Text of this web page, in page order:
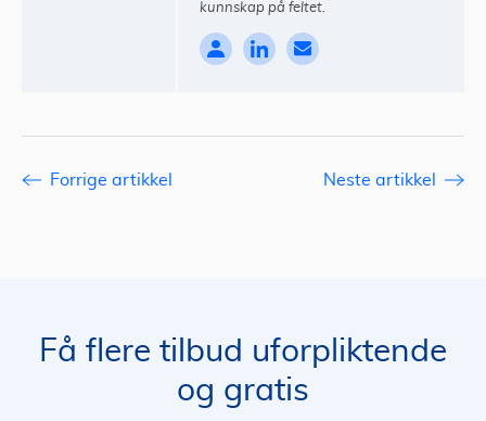
kunnskap på feltet.
Forrige artikkel Neste artikkel
Få flere tilbud uforpliktende
og gratis